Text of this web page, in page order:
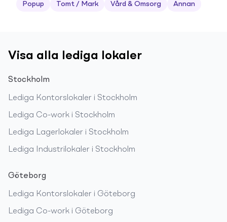
Popup Tomt / Mark Vård & Omsorg Annan
Visa alla lediga lokaler
Stockholm
Lediga Kontorslokaler i Stockholm
Lediga Co-work i Stockholm
Lediga Lagerlokaler i Stockholm
Lediga Industrilokaler i Stockholm
Göteborg
Lediga Kontorslokaler i Göteborg
Lediga Co-work i Göteborg